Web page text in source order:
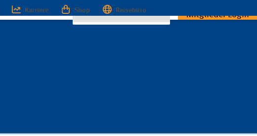
Karriere Shop Reisebüro Mitglieder Login